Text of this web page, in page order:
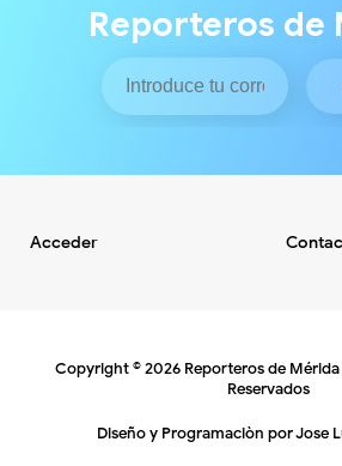
Reporteros de
Acceder
Copyright ©2026 Reporteros de Mérida
Reservados
Diseño y Programaciòn porJose